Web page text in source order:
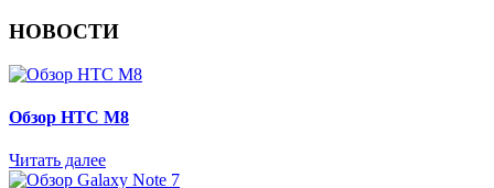
НОВОСТИ
Обзор НТС М8
Читать далее